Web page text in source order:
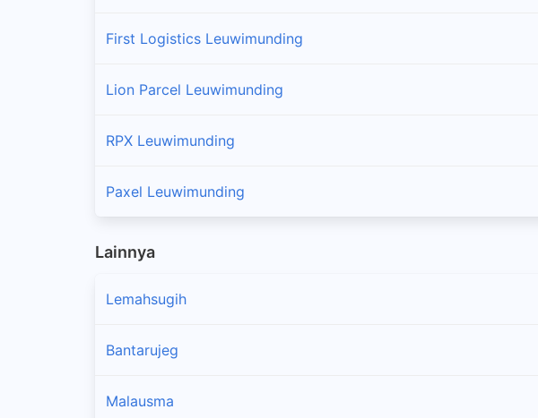
First Logistics Leuwimunding
Lion Parcel Leuwimunding
RPX Leuwimunding
Paxel Leuwimunding
Lainnya
Lemahsugih
Bantarujeg
Malausma